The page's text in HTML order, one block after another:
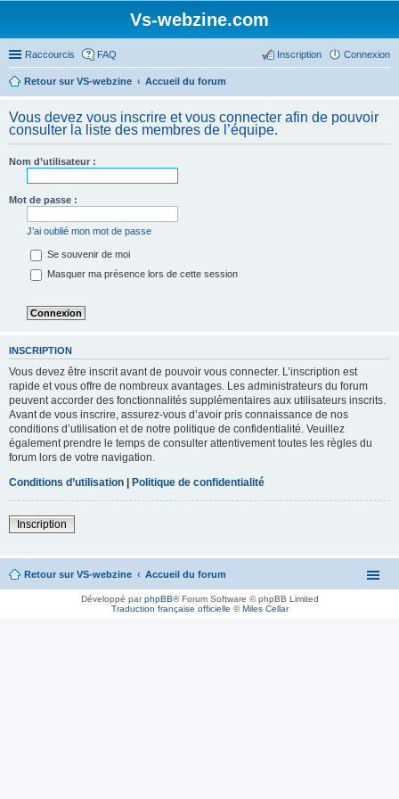
Vs-webzine.com
Raccourcis FAQ Connexion
Inscription
Retour sur VS-webzine Accueil du forum
Vous devez vous inscrire et vous connecter afin de pouvoir
consulter la liste des membres de l’équipe.
Nom d’utilisateur :
Mot de passe :
J’ai oublié mon mot de passe
Se souvenir de moi
Masquer ma présence lors de cette session
INSCRIPTION
Vous devez être inscrit avant de pouvoir vous connecter. L’inscription est
rapide et vous offre de nombreux avantages. Les administrateurs du forum
peuvent accorder des fonctionnalités supplémentaires aux utilisateurs inscrits.
Avant de vous inscrire, assurez-vous d’avoir pris connaissance de nos
conditions d’utilisation et de notre politique de confidentialité. Veuillez
également prendre le temps de consulter attentivement toutes les règles du
forum lors de votre navigation.
Conditions d’utilisation | Politique de confidentialité
Inscription
Retour sur VS-webzine Accueil du forum
Développé parphpBB® Forum Software © phpBB Limited
Traduction française officielle ©Miles Cellar